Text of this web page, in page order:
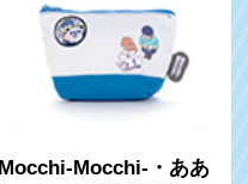
Mocchi-Mocchi-・ああ